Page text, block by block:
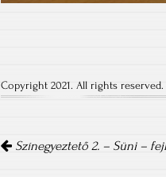
Copyright 2021. All rights reserved.
navigation
Színegyeztető 2. – Süni –